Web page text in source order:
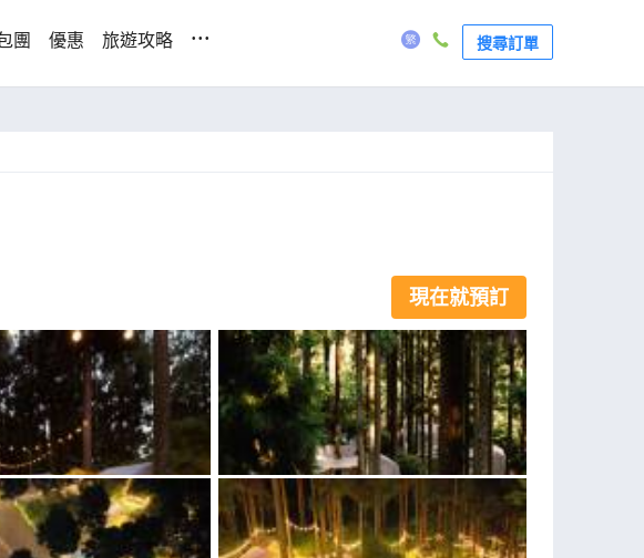
團 優惠 旅遊攻略 ... 搜尋訂單
現在就預訂